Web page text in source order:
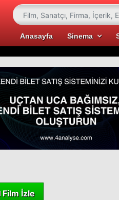
Anasayfa Sinema
Film İzle